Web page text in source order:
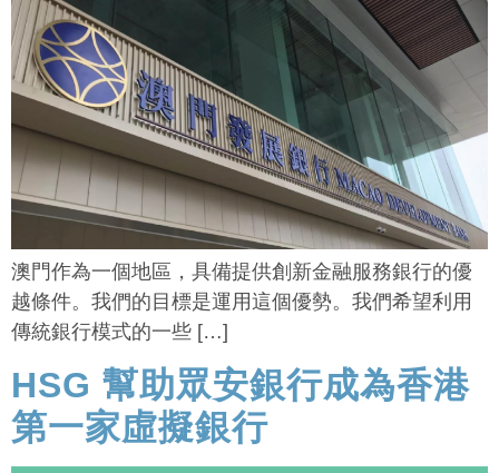
澳門作為一個地區，具備提供創新金融服務銀行的優
越條件。我們的目標是運用這個優勢。我們希望利用
傳統銀行模式的一些 […]
HSG 幫助眾安銀行成為香港
第一家虛擬銀行